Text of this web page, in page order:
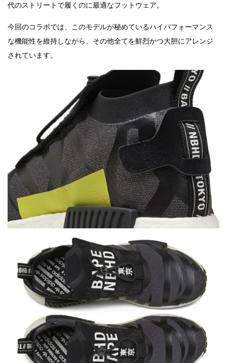
代のストリートで履くのに最適なフットウェア。
今回のコラボでは、このモデルが秘めているハイパフォーマンス
な機能性を維持しながら、その他全てを鮮烈かつ大胆にアレンジ
されています。